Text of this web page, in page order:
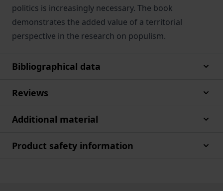
politics is increasingly necessary. The book
demonstrates the added value of a territorial
perspective in the research on populism.
Bibliographical data
Reviews
Additional material
Product safety information